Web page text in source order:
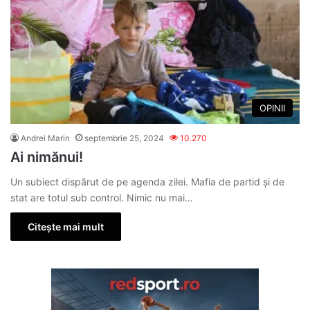
OPINII
Andrei Marin septembrie 25, 2024 10.270
Ai nimănui!
Un subiect dispărut de pe agenda zilei. Mafia de partid și de
stat are totul sub control. Nimic nu mai…
Citește mai mult